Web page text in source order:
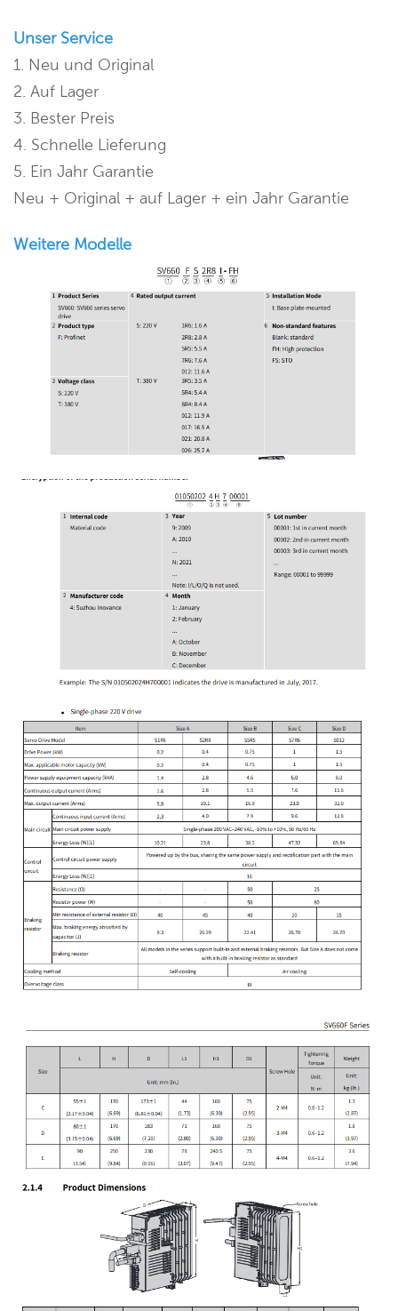
Unser Service
1. Neu und Original
2. Auf Lager
3. Bester Preis
4. Schnelle Lieferung
5. Ein Jahr Garantie
Neu + Original + auf Lager + ein Jahr Garantie
Weitere Modelle